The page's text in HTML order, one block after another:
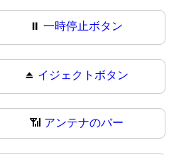
⏸一時停止ボタン
⏏️ イジェクトボタン
📶 アンテナのバー